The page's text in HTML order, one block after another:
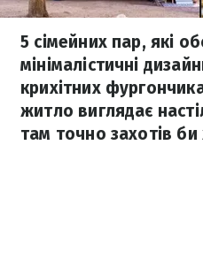
5 сімейних пар, які
мінімалістичні
крихітних
житло виглядає
там точно захотів